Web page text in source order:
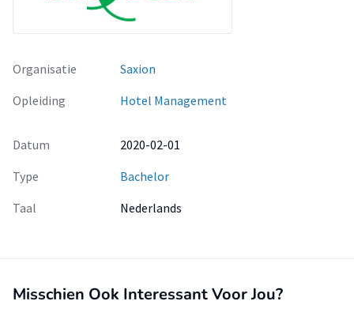
Organisatie
Saxion
Opleiding
Hotel Management
Datum
2020-02-01
Type
Bachelor
Taal
Nederlands
Misschien Ook Interessant Voor Jou?